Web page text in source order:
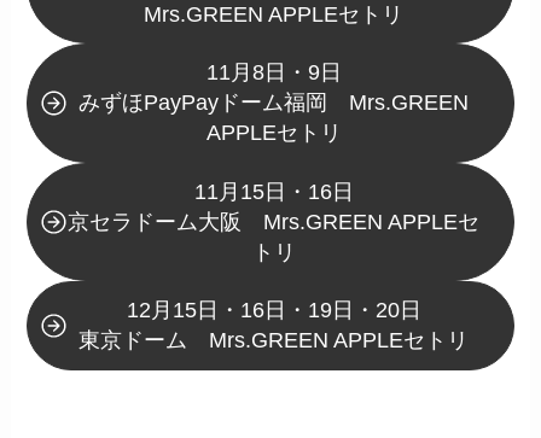
Mrs.GREEN APPLEセトリ
11月8日・9日
みずほPayPayドーム福岡 Mrs.GREEN
APPLEセトリ
11月15日・16日
京セラドーム大阪 Mrs.GREEN APPLEセ
トリ
12月15日・16日・19日・20日
東京ドーム Mrs.GREEN APPLEセトリ